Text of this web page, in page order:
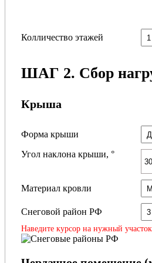
Колличество этажей
ШАГ 2. Сбор
Крыша
Форма крыши
Угол наклона крыши, °
Материал кровли
Снеговой район РФ
Наведите курсор на нужный